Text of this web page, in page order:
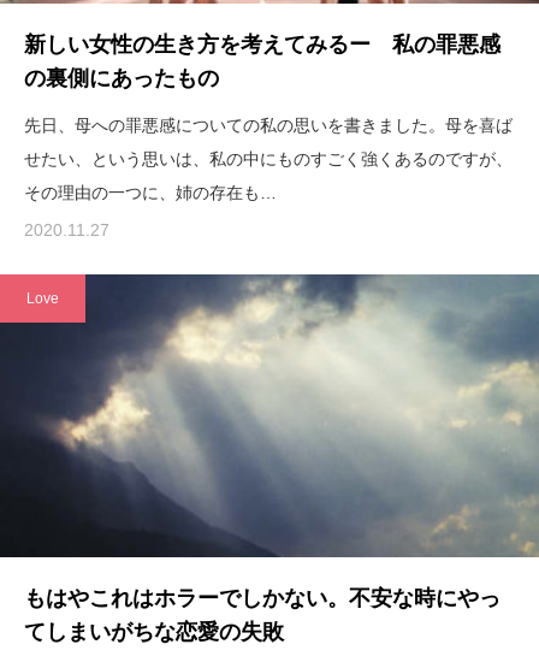
新しい女性の生き方を考えてみるー 私の罪悪感
の裏側にあったもの
先日、母への罪悪感についての私の思いを書きました。母を喜ば
せたい、という思いは、私の中にものすごく強くあるのですが、
その理由の一つに、姉の存在も…
2020.11.27
Love
もはやこれはホラーでしかない。不安な時にやっ
てしまいがちな恋愛の失敗